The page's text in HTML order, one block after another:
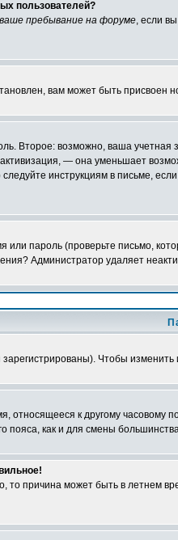
пользователей?
пребывание на форуме, если
вам может быть присвоен
Второе: возможно, ваша
— она уменьшает
инструкциям в письме,
пароль (проверьте письмо,
Администратор удаляет
Чтобы изменить
к другому часовому
пояса, как и для смены
то причина может быть в летнем